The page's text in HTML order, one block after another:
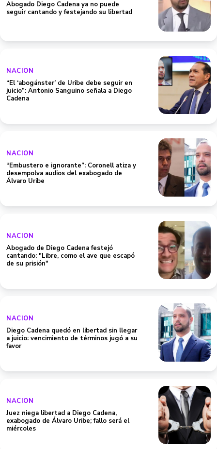
Abogado Diego Cadena ya no puede
seguir cantando y festejando su libertad
NACION
“El ‘abogánster’ de Uribe debe seguir en
juicio”: Antonio Sanguino señala a Diego
Cadena
NACION
“Embustero e ignorante”: Coronell atiza y
desempolva audios del exabogado de
Álvaro Uribe
NACION
Abogado de Diego Cadena festejó
cantando: "Libre, como el ave que escapó
de su prisión"
NACION
Diego Cadena quedó en libertad sin llegar
a juicio: vencimiento de términos jugó a su
favor
NACION
Juez niega libertad a Diego Cadena,
exabogado de Álvaro Uribe; fallo será el
miércoles